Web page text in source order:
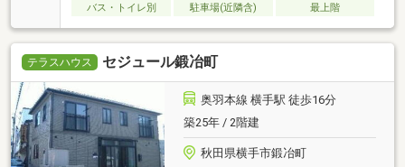
バス・トイレ別
駐車場(近隣含) 最上階
テラスハウス セジュール鍛冶町
奥羽本線 横手駅 徒歩16分
築25年 / 2階建
秋田県横手市鍛冶町